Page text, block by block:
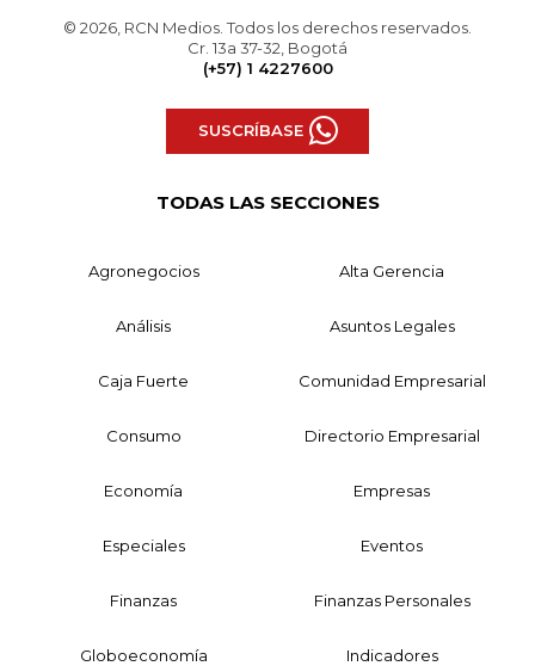
© 2026, RCN Medios. Todos los derechos reservados.
Cr. 13a 37-32, Bogotá
(+57) 1 4227600
SUSCRÍBASE
TODAS LAS SECCIONES
Agronegocios Alta Gerencia
Análisis Asuntos Legales
Caja Fuerte Comunidad Empresarial
Consumo Directorio Empresarial
Economía Empresas
Especiales Eventos
Finanzas Finanzas Personales
Globoeconomía Indicadores